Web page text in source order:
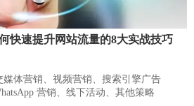
快速提升网站流量的8大实战技巧
体营销、视频营销、搜索引擎广告
营销、线下活动、其他策略